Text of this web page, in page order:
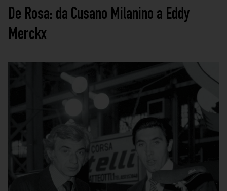
De Rosa: da Cusano Milanino a Eddy
Merckx